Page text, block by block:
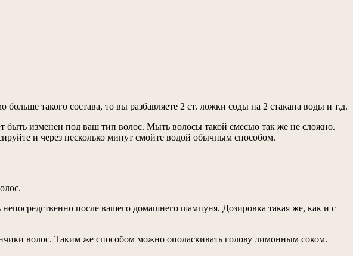
такого состава, то вы разбавляете 2 ст. ложки соды на 2 стакана воды и т.д.
быть изменен под ваш тип волос. Мыть волосы такой смесью так же не сложно.
и через несколько минут смойте водой обычным способом.
после вашего домашнего шампуня. Дозировка такая же, как и с
волос. Таким же способом можно ополаскивать голову лимонным соком.